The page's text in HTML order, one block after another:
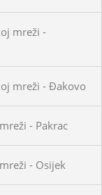
mreži -
mreži - Đakovo
- Pakrac
- Osijek